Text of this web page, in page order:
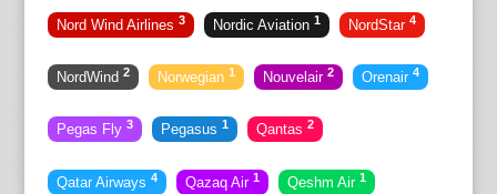
Nord Wind Airlines 3 Nordic Aviation 1 NordStar 4
NordWind 2 Norwegian 1 Nouvelair 2 Orenair 4
Pegas Fly 3 Pegasus 1 Qantas 2
Qatar Airways 4 Qazaq Air 1 Qeshm Air 1